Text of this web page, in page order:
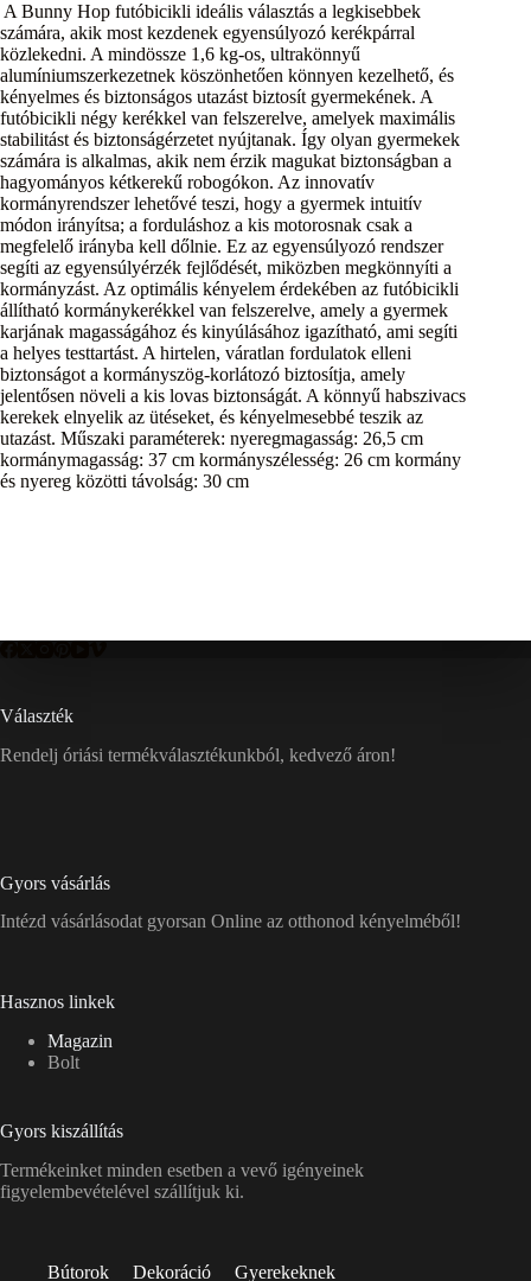
A Bunny Hop futóbicikli ideális választás a legkisebbek
számára, akik most kezdenek egyensúlyozó kerékpárral
közlekedni. A mindössze 1,6 kg-os, ultrakönnyű
alumíniumszerkezetnek köszönhetően könnyen kezelhető, és
kényelmes és biztonságos utazást biztosít gyermekének. A
futóbicikli négy kerékkel van felszerelve, amelyek maximális
stabilitást és biztonságérzetet nyújtanak. Így olyan gyermekek
számára is alkalmas, akik nem érzik magukat biztonságban a
hagyományos kétkerekű robogókon. Az innovatív
kormányrendszer lehetővé teszi, hogy a gyermek intuitív
módon irányítsa; a forduláshoz a kis motorosnak csak a
megfelelő irányba kell dőlnie. Ez az egyensúlyozó rendszer
segíti az egyensúlyérzék fejlődését, miközben megkönnyíti a
kormányzást. Az optimális kényelem érdekében az futóbicikli
állítható kormánykerékkel van felszerelve, amely a gyermek
karjának magasságához és kinyúlásához igazítható, ami segíti
a helyes testtartást. A hirtelen, váratlan fordulatok elleni
biztonságot a kormányszög-korlátozó biztosítja, amely
jelentősen növeli a kis lovas biztonságát. A könnyű habszivacs
kerekek elnyelik az ütéseket, és kényelmesebbé teszik az
utazást. Műszaki paraméterek: nyeregmagasság: 26,5 cm
kormánymagasság: 37 cm kormányszélesség: 26 cm kormány
és nyereg közötti távolság: 30 cm
Választék
Rendelj óriási termékválasztékunkból, kedvező áron!
Gyors vásárlás
Intézd vásárlásodat gyorsan Online az otthonod kényelméből!
Hasznos linkek
Magazin
Bolt
Gyors kiszállítás
Termékeinket minden esetben a vevő igényeinek
figyelembevételével szállítjuk ki.
Bútorok Dekoráció Gyerekeknek